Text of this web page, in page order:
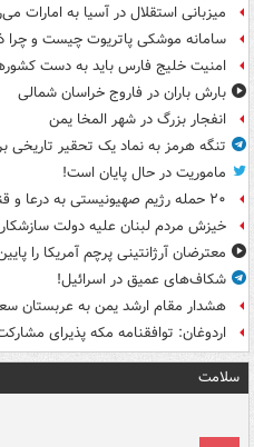
میزبانی استقلال در آسیا به امارات
سامانه موشکی پاتریوت چیست و چرا
امنیت خلیج فارس باید به دست
بارش باران در فاروج خراسان شمالی
انفجار بزرگ در شهر المخا یمن
تنگه هرمز به نماد یک تحقیر تاریخی
ماموریت در حال پایان است!
۲۰ حمله رژیم صهیونیستی به درعا و قنیطره در یک هفته
خیزش مردم لبنان علیه دولت
معترضان آرژانتینی پرچم آمریکا را
شکاف‌های عمیق در اسرائیل!
هشدار مقام ارشد یمن به عربستان
اردوغان: توافقنامه مکه پذیرای
سلامت